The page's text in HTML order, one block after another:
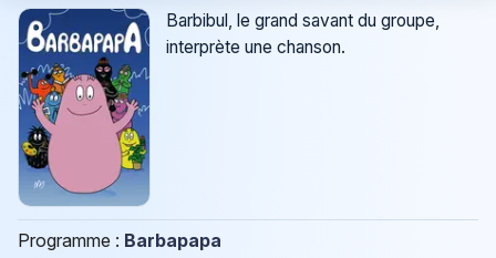
Barbibul, le grand savant du groupe,
interprète une chanson.
Programme : Barbapapa